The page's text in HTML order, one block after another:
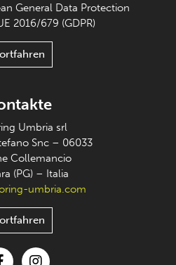
General Data Protection
2016/679 (GDPR)
Umbria srl
Snc – 06033
Collemancio
(PG) – Italia
umbria.com